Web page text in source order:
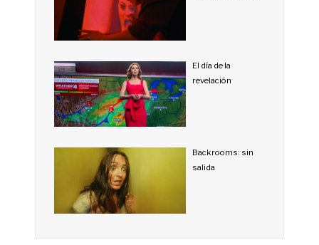
El día de la
revelación
Backrooms: sin
salida